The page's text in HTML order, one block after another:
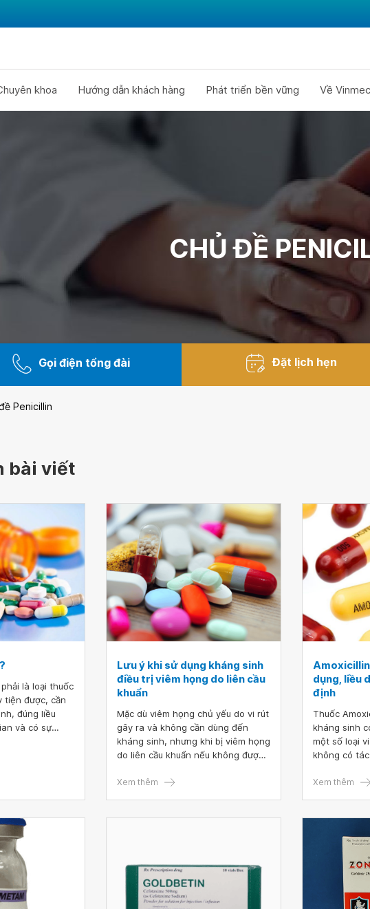
khoa Hướng dẫn khách hàng Phát triển bền vững Về Vinmec
CHỦ ĐỀ
Gọi điện tổng đài Đặt lịch hẹn
Penicillin
bài viết
là loại thuốc
tiện được, cần
đúng liều
và có sự
trị nhiễm trùng
Lưu ý khi sử dụng kháng sinh
điều trị viêm họng do liên cầu
khuẩn
Mặc dù viêm họng chủ yếu do vi rút
gây ra và không cần dùng đến
kháng sinh, nhưng khi bị viêm họng
do liên cầu khuẩn nếu không được
gặp phải các biến chứng nặng nề
Xem thêm
dụng, liều
định
Thuốc
kháng sinh
một số loại
không có
trong những
Xem thêm